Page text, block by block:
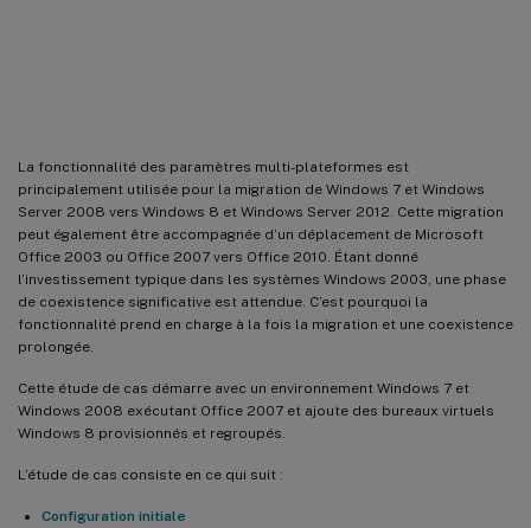
La fonctionnalité des paramètres multi-plateformes est
principalement utilisée pour la migration de Windows 7 et Windows
Server 2008 vers Windows 8 et Windows Server 2012. Cette migration
peut également être accompagnée d’un déplacement de Microsoft
Office 2003 ou Office 2007 vers Office 2010. Étant donné
l’investissement typique dans les systèmes Windows 2003, une phase
de coexistence significative est attendue. C’est pourquoi la
fonctionnalité prend en charge à la fois la migration et une coexistence
prolongée.
Cette étude de cas démarre avec un environnement Windows 7 et
Windows 2008 exécutant Office 2007 et ajoute des bureaux virtuels
Windows 8 provisionnés et regroupés.
L’étude de cas consiste en ce qui suit :
Configuration initiale